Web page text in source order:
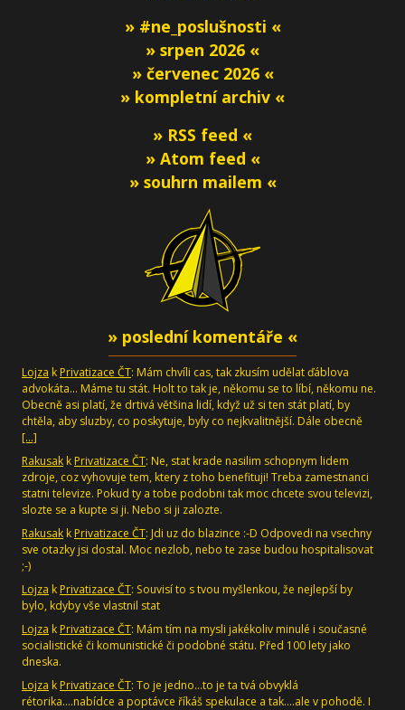
» #ne_poslušnosti «
» srpen 2026 «
» červenec 2026 «
» kompletní archiv «
» RSS feed «
» Atom feed «
» souhrn mailem «
» poslední komentáře «
Lojza k Privatizace ČT: Mám chvíli cas, tak zkusím udělat ďáblova
advokáta... Máme tu stát. Holt to tak je, někomu se to líbí, někomu ne.
Obecně asi platí, že drtivá většina lidí, když už si ten stát platí, by
chtěla, aby sluzby, co poskytuje, byly co nejkvalitnější. Dále obecně
[…]
Rakusak k Privatizace ČT: Ne, stat krade nasilim schopnym lidem
zdroje, coz vyhovuje tem, ktery z toho benefituji! Treba zamestnanci
statni televize. Pokud ty a tobe podobni tak moc chcete svou televizi,
slozte se a kupte si ji. Nebo si ji zalozte.
Rakusak k Privatizace ČT: Jdi uz do blazince :-D Odpovedi na vsechny
sve otazky jsi dostal. Moc nezlob, nebo te zase budou hospitalisovat
;-)
Lojza k Privatizace ČT: Souvisí to s tvou myšlenkou, že nejlepší by
bylo, kdyby vše vlastnil stat
Lojza k Privatizace ČT: Mám tím na mysli jakékoliv minulé i současné
socialistické či komunistické či podobné státu. Před 100 lety jako
dneska.
Lojza k Privatizace ČT: To je jedno...to je ta tvá obvyklá
rétorika....nabídce a poptávce říkáš spekulace a tak....ale v pohodě. I